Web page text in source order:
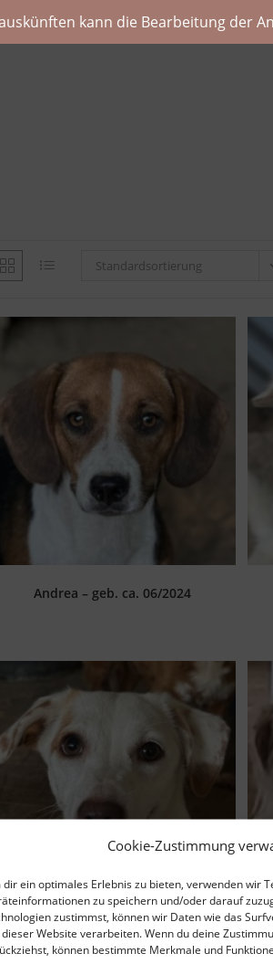
kann die Bearbeitung der
Cookie-Zustimmung
dir ein optimales Erlebnis zu bieten, verwenden wir
zu speichern und/oder darauf
zustimmst, können wir Daten wie das
Website verarbeiten. Wenn du deine
können bestimmte Merkmale und
Standardsortierung
Andrea – geb. ca. 06/2024
Chilli – geb. ca. 12/2024 – reserviert